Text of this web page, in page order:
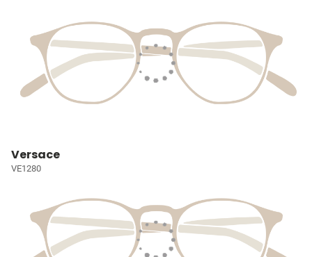
Versace
VE1280